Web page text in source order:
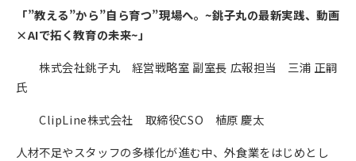
「”教える”から”自ら育つ”現場へ。~銚子丸の最新実践、動画
×AIで拓く教育の未来~」
株式会社銚子丸 経営戦略室 副室長 広報担当 三浦 正嗣
氏
ClipLine株式会社 取締役CSO 植原 慶太
人材不足やスタッフの多様化が進む中、外食業をはじめとし